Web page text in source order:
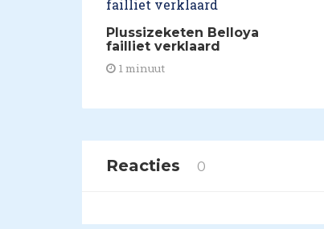
Plussizeketen Belloya
failliet verklaard
1 minuut
Reacties 0